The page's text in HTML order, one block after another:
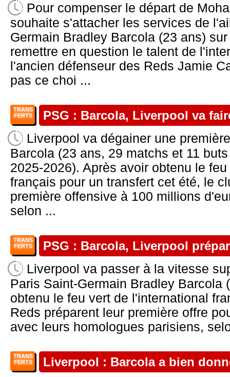
Pour compenser le départ de
souhaite s'attacher les services de
Germain Bradley Barcola (23 ans)
remettre en question le talent de
l'ancien défenseur des Reds Jamie
pas ce choi ...
TRANS
FERTS
PSG : Barcola, Liverpool va
Liverpool va dégainer une
Barcola (23 ans, 29 matchs et 11
2025-2026). Après avoir obtenu le
français pour un transfert cet été, le
première offensive à 100 millions
selon ...
TRANS
FERTS
PSG : Barcola, Liverpool
Liverpool va passer à la vitesse
Paris Saint-Germain Bradley Barcola
obtenu le feu vert de l'international
Reds préparent leur première offre
avec leurs homologues parisiens,
TRANS
FERTS
Liverpool : Barcola a bien